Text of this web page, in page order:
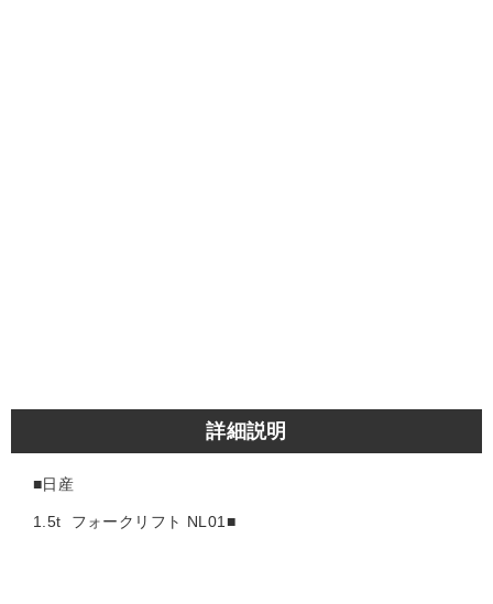
詳細説明
■日産
1.5t フォークリフト NL01 ■